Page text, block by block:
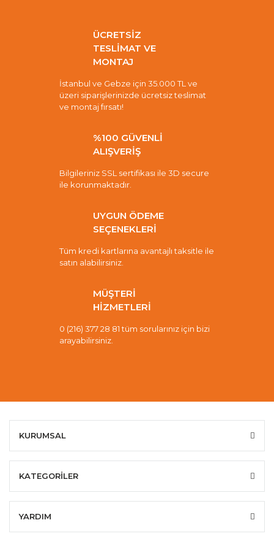
ÜCRETSİZ
TESLİMAT VE
MONTAJ
İstanbul ve Gebze için 35.000 TL ve
üzeri siparişlerinizde ücretsiz teslimat
ve montaj fırsatı!
%100 GÜVENLİ
ALIŞVERİŞ
Bilgileriniz SSL sertifikası ile 3D secure
ile korunmaktadır.
UYGUN ÖDEME
SEÇENEKLERİ
Tüm kredi kartlarına avantajlı taksitle ile
satın alabilirsiniz.
MÜŞTERİ
HİZMETLERİ
0 (216) 377 28 81 tüm sorularınız için bizi
arayabilirsiniz.
KURUMSAL
KATEGORİLER
YARDIM